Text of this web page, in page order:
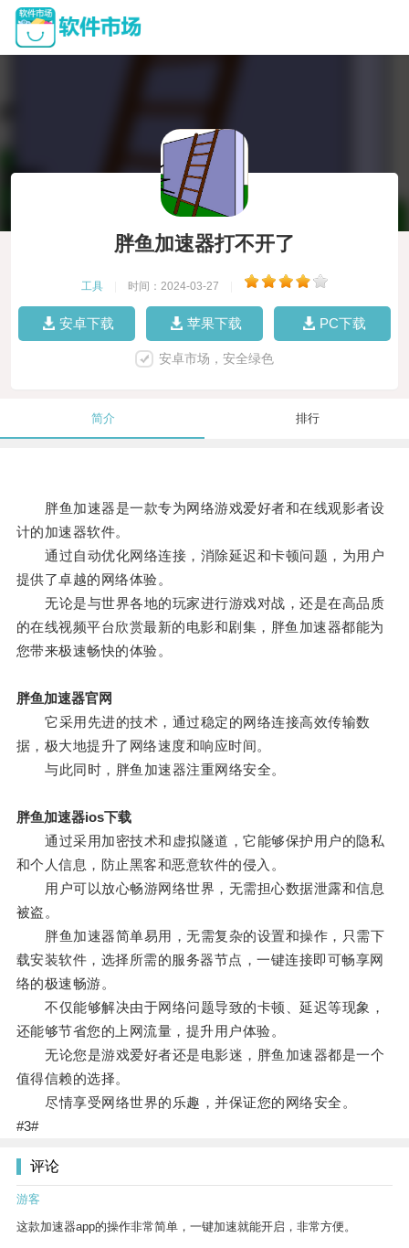
胖鱼加速器打不开了
工具 时间：2024-03-27
安卓下载 苹果下载 PC下载
安卓市场，安全绿色
简介 排行
胖鱼加速器是一款专为网络游戏爱好者和在线观影者设
计的加速器软件。
通过自动优化网络连接，消除延迟和卡顿问题，为用户
提供了卓越的网络体验。
无论是与世界各地的玩家进行游戏对战，还是在高品质
的在线视频平台欣赏最新的电影和剧集，胖鱼加速器都能为
您带来极速畅快的体验。
胖鱼加速器官网
它采用先进的技术，通过稳定的网络连接高效传输数
据，极大地提升了网络速度和响应时间。
与此同时，胖鱼加速器注重网络安全。
胖鱼加速器ios下载
通过采用加密技术和虚拟隧道，它能够保护用户的隐私
和个人信息，防止黑客和恶意软件的侵入。
用户可以放心畅游网络世界，无需担心数据泄露和信息
被盗。
胖鱼加速器简单易用，无需复杂的设置和操作，只需下
载安装软件，选择所需的服务器节点，一键连接即可畅享网
络的极速畅游。
不仅能够解决由于网络问题导致的卡顿、延迟等现象，
还能够节省您的上网流量，提升用户体验。
无论您是游戏爱好者还是电影迷，胖鱼加速器都是一个
值得信赖的选择。
尽情享受网络世界的乐趣，并保证您的网络安全。
#3#
评论
游客
这款加速器app的操作非常简单，一键加速就能开启，非常方便。